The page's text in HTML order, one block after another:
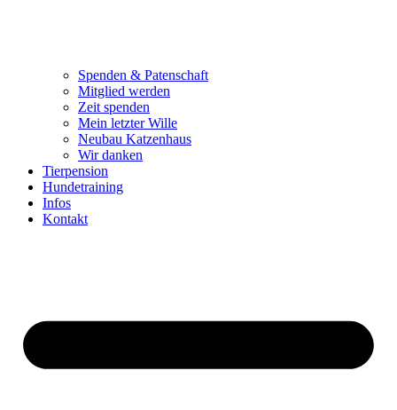
Spenden & Patenschaft
Mitglied werden
Zeit spenden
Mein letzter Wille
Neubau Katzenhaus
Wir danken
Tierpension
Hundetraining
Infos
Kontakt